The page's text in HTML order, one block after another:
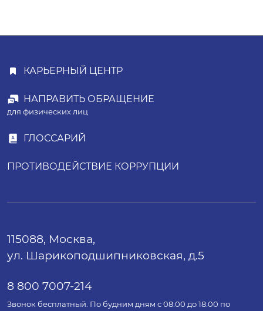
КАРЬЕРНЫЙ ЦЕНТР
НАПРАВИТЬ ОБРАЩЕНИЕ
для физических лиц
ГЛОССАРИЙ
ПРОТИВОДЕЙСТВИЕ КОРРУПЦИИ
115088, Москва,
ул. Шарикоподшипниковская, д.5
8 800 7007-214
Звонок бесплатный. По будним дням с 08:00 до 18:00 по